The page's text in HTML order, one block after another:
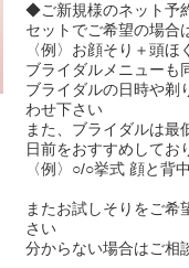
◆ご新規様のネット予
セットでご希望の場合
〈例〉お顔そり＋頭ほ
ブライダルメニューも
ブライダルの日時や剃
わせ下さい
また、ブライダルは最
日前をおすすめしてお
〈例〉○/○挙式 顔と背
またお試しそりをご希
さい
分からない場合はご相